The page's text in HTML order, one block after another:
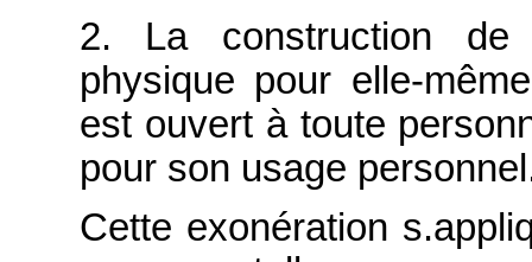
2. La construction de
physique pour elle-
est ouvert à toute
pour son usage
Cette exonération